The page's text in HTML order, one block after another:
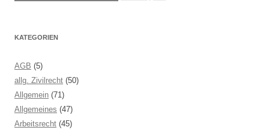
KATEGORIEN
AGB (5)
allg. Zivilrecht (50)
Allgemein (71)
Allgemeines (47)
Arbeitsrecht (45)